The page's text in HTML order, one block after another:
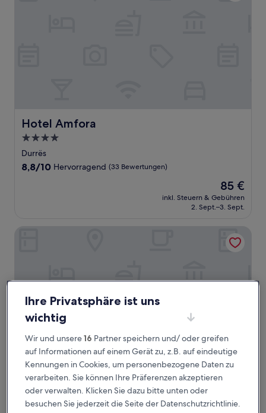
Hotel Amfora
Hotel Amfora
4.0-
Sterne-
Unterkunft
Durrës
8.8
8,8/10 Hervorragend (33 Bewertungen)
Der
Preis
beträgt
85 €
inkl. Steuern & Gebühren
2. Sept.–3. Sept.
Grand Duka Hotel & Spa
Grand Duka Hotel & Spa
5.0-
Sterne-
Durrës
Ihre Privatsphäre ist uns
wichtig
Wir und unsere16 Partner speichern und/ oder greifen
auf Informationen auf einem Gerät zu, z.B. auf eindeutige
Kennungen in Cookies, um personenbezogene Daten zu
verarbeiten. Sie können Ihre Präferenzen akzeptieren
oder verwalten. Klicken Sie dazu bitte unten oder
besuchen Sie jederzeit die Seite der Datenschutzrichtlinie.